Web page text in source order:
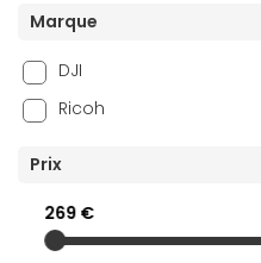
Marque
DJI
Ricoh
Prix
269 €